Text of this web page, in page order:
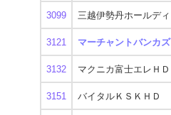
3099 三越伊勢丹ホールディ
3121 マーチャントバンカズ
3132 マクニカ富士エレＨＤ
3151 バイタルＫＳＫＨＤ